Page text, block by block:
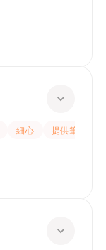
細心 提供筆記